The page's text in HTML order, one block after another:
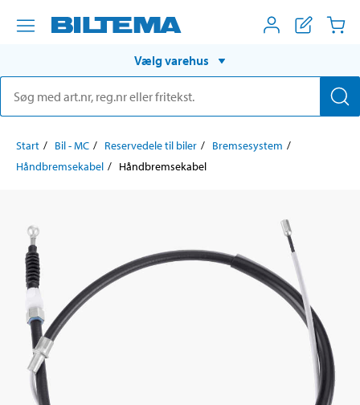
Vælg varehus
Start Bil - MC Reservedele til biler
Bremsesystem
Håndbremsekabel
Håndbremsekabel